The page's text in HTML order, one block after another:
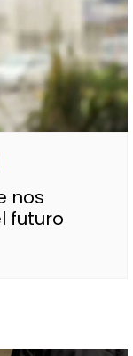
nos
futuro